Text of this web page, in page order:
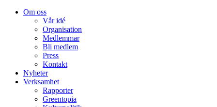
Om oss
Vår idé
Organisation
Medlemmar
Bli medlem
Press
Kontakt
Nyheter
Verksamhet
Rapporter
Greentopia